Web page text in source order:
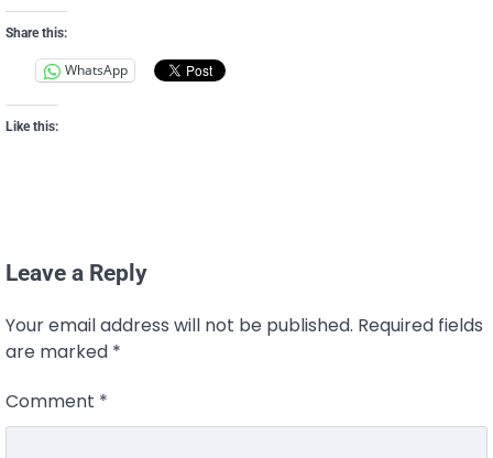
Share this:
WhatsApp
Like this:
Leave a Reply
Your email address will not be published. Required fields
are marked *
Comment *